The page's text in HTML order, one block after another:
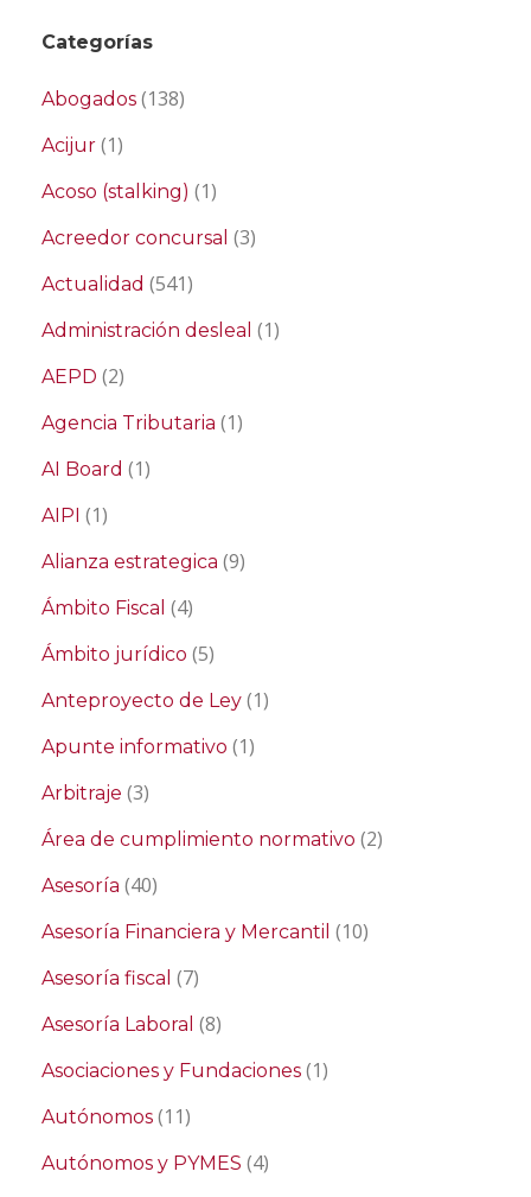
Categorías
Abogados (138)
Acijur (1)
Acoso (stalking) (1)
Acreedor concursal (3)
Actualidad (541)
Administración desleal (1)
AEPD (2)
Agencia Tributaria (1)
AI Board (1)
AIPI (1)
Alianza estrategica (9)
Ámbito Fiscal (4)
Ámbito jurídico (5)
Anteproyecto de Ley (1)
Apunte informativo (1)
Arbitraje (3)
Área de cumplimiento normativo (2)
Asesoría (40)
Asesoría Financiera y Mercantil (10)
Asesoría fiscal (7)
Asesoría Laboral (8)
Asociaciones y Fundaciones (1)
Autónomos (11)
Autónomos y PYMES (4)